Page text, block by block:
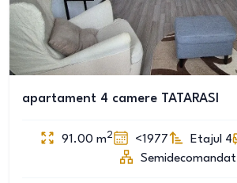
apartament 4 camere TATARASI
91.00 m2 <1977 Etajul 4
Semidecomandat